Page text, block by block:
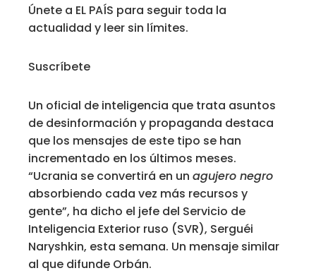
Únete a EL PAÍS para seguir toda la
actualidad y leer sin límites.
Suscríbete
Un oficial de inteligencia que trata asuntos
de desinformación y propaganda destaca
que los mensajes de este tipo se han
incrementado en los últimos meses.
“Ucrania se convertirá en un agujero negro
absorbiendo cada vez más recursos y
gente”, ha dicho el jefe del Servicio de
Inteligencia Exterior ruso (SVR), Serguéi
Naryshkin, esta semana. Un mensaje similar
al que difunde Orbán.